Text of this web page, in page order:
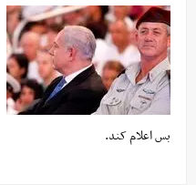
بس اعلام کند.